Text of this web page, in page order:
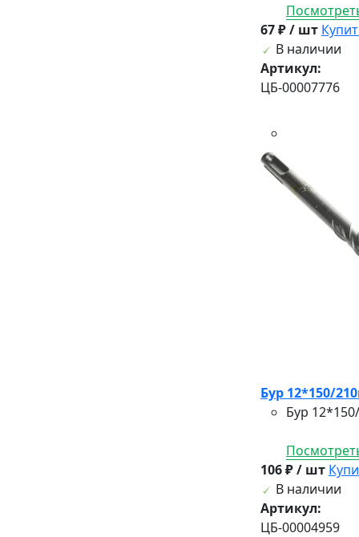
67 ₽ / шт
В наличии
Артикул:
ЦБ-00007776
Бур 12*150/
Бур
106 ₽ / шт
В наличии
Артикул:
ЦБ-00004959